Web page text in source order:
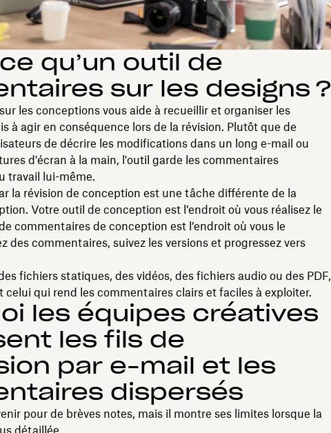
qu’un outil de
sur les designs ?
les conceptions vous aide à recueillir et organiser les
à agir en conséquence lors de la révision. Plutôt que de
de décrire les modifications dans un long e-mail ou
d'écran à la main, l'outil garde les commentaires
travail lui-même.
la révision de conception est une tâche différente de la
Votre outil de conception est l’endroit où vous réalisez le
commentaires de conception est l’endroit où vous le
des commentaires, suivez les versions et progressez vers
fichiers statiques, des vidéos, des fichiers audio ou des PDF,
celui qui rend les commentaires clairs et faciles à exploiter.
les équipes créatives
les fils de
par e-mail et les
dispersés
pour de brèves notes, mais il montre ses limites lorsque la